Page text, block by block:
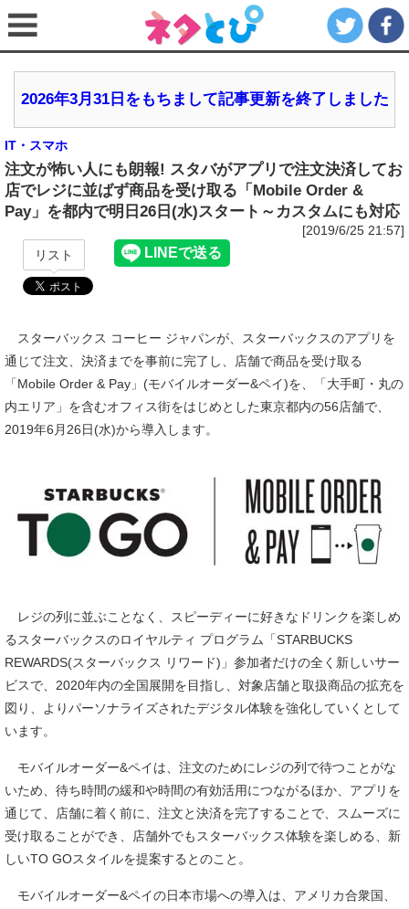
2026年3月31日をもちまして記事更新を終了しました
IT・スマホ
注文が怖い人にも朗報! スタバがアプリで注文決済してお
店でレジに並ばず商品を受け取る「Mobile Order &
Pay」を都内で明日26日(水)スタート～カスタムにも対応
[2019/6/25 21:57]
リスト
スターバックス コーヒー ジャパンが、スターバックスのアプリを
通じて注文、決済までを事前に完了し、店舗で商品を受け取る
「Mobile Order & Pay」(モバイルオーダー&ペイ)を、「大手町・丸の
内エリア」を含むオフィス街をはじめとした東京都内の56店舗で、
2019年6月26日(水)から導入します。
レジの列に並ぶことなく、スピーディーに好きなドリンクを楽しめ
るスターバックスのロイヤルティ プログラム「STARBUCKS
REWARDS(スターバックス リワード)」参加者だけの全く新しいサー
ビスで、2020年内の全国展開を目指し、対象店舗と取扱商品の拡充を
図り、よりパーソナライズされたデジタル体験を強化していくとして
います。
モバイルオーダー&ペイは、注文のためにレジの列で待つことがな
いため、待ち時間の緩和や時間の有効活用につながるほか、アプリを
通じて、店舗に着く前に、注文と決済を完了することで、スムーズに
受け取ることができ、店舗外でもスターバックス体験を楽しめる、新
しいTO GOスタイルを提案するとのこと。
モバイルオーダー&ペイの日本市場への導入は、アメリカ合衆国、